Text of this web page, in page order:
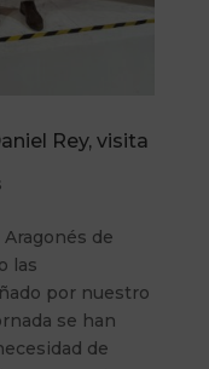
Rey, visita
de
las
por nuestro
se han
de